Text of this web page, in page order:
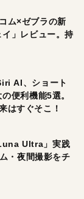
ム×ゼブラの新
」レビュー。持
AI、ショート
便利機能5選。
はすぐそこ！
Ultra」実践
・夜間撮影をチ